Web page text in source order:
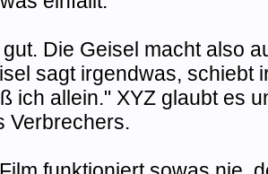
Die Geisel macht also
sagt irgendwas, schiebt
ich allein." XYZ glaubt es
Verbrechers.